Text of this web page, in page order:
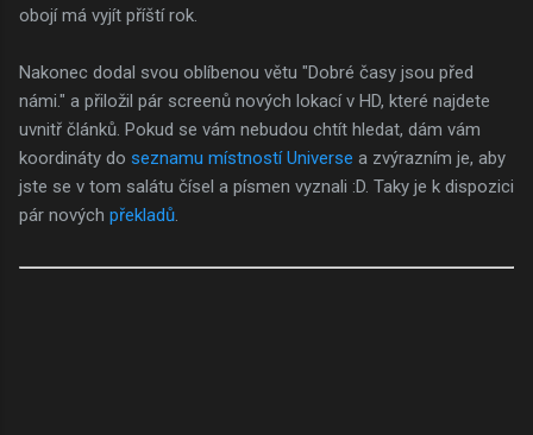
obojí má vyjít příští rok.
Nakonec dodal svou oblíbenou větu "Dobré časy jsou před
námi." a přiložil pár screenů nových lokací v HD, které najdete
uvnitř článků. Pokud se vám nebudou chtít hledat, dám vám
koordináty do seznamu místností Universe a zvýrazním je, aby
jste se v tom salátu čísel a písmen vyznali :D. Taky je k dispozici
pár nových překladů